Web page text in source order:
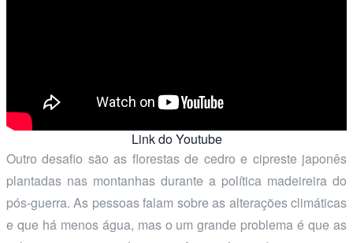
Link do Youtube
Outro desafio são as florestas de cedro e cipreste japonês
plantadas nas montanhas durante a política madeireira do
pós-guerra. As pessoas falam sobre as alterações climáticas
e que há menos água, mas o um grande problema é que as